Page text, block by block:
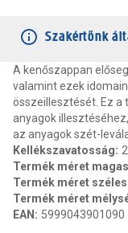
Szakértőnk
A kenőszappan
valamint ezek
összeillesztését. Ez a
anyagok
az anyagok szét-
Kellékszavatosság:
Termék méret
Termék méret
Termék méret
EAN : 5999043901090